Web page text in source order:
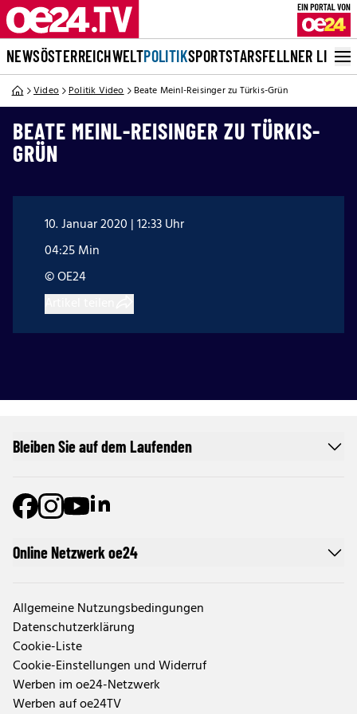
NEWSÖSTERREICHWELTPOLITIKSPORTSTARSFELLNER LIVE
Video Politik Video Beate Meinl-Reisinger zu Türkis-Grün
BEATE MEINL-REISINGER ZU TÜRKIS-
GRÜN
10. Januar 2020 | 12:33 Uhr
04:25 Min
© OE24
Online Netzwerk oe24
Allgemeine Nutzungsbedingungen
Datenschutzerklärung
Cookie-Liste
Cookie-Einstellungen und Widerruf
Werben im oe24-Netzwerk
Werben auf oe24TV
Bleiben Sie auf dem Laufenden